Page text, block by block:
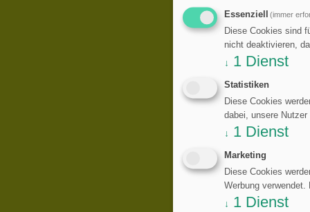
Essenziell (immer
Diese Cookies sind
nicht deaktivieren,
↓ 1 Dienst
Statistiken
Diese Cookies
dabei, unsere
↓ 1 Dienst
Marketing
Diese Cookies
Werbung
↓ 1 Dienst